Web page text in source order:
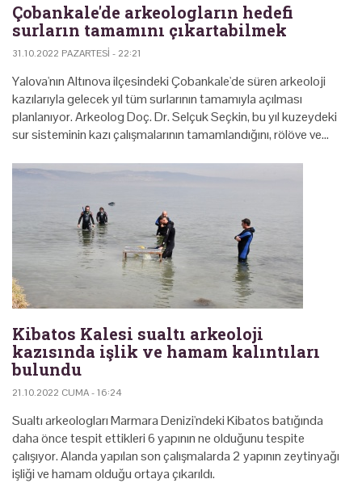
Çobankale'de arkeologların hedefi
surların tamamını çıkartabilmek
31.10.2022 PAZARTESI - 22:21
Yalova'nın Altınova ilçesindeki Çobankale'de süren arkeoloji
kazılarıyla gelecek yıl tüm surlarının tamamıyla açılması
planlanıyor. Arkeolog Doç. Dr. Selçuk Seçkin, bu yıl kuzeydeki
sur sisteminin kazı çalışmalarının tamamlandığını, rölöve ve…
Kibatos Kalesi sualtı arkeoloji
kazısında işlik ve hamam kalıntıları
bulundu
21.10.2022 CUMA - 16:24
Sualtı arkeologları Marmara Denizi'ndeki Kibatos batığında
daha önce tespit ettikleri 6 yapının ne olduğunu tespite
çalışıyor. Alanda yapılan son çalışmalarda 2 yapının zeytinyağı
işliği ve hamam olduğu ortaya çıkarıldı.